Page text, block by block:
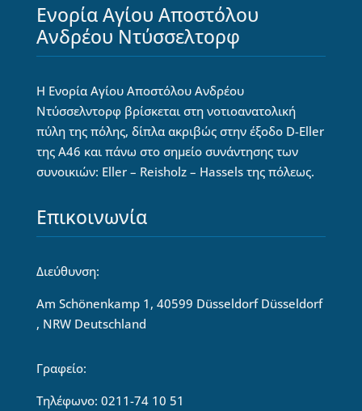
Ενορία Αγίου Αποστόλου
Ανδρέου Ντύσσελτορφ
Η Ενορία Αγίου Αποστόλου Ανδρέου
Ντύσσελντορφ βρίσκεται στη νοτιοανατολική
πύλη της πόλης, δίπλα ακριβώς στην έξοδο D-Eller
της Α46 και πάνω στο σημείο συνάντησης των
συνοικιών: Eller – Reisholz – Hassels της πόλεως.
Επικοινωνία
Διεύθυνση:
Am Schönenkamp 1, 40599 Düsseldorf Düsseldorf
, NRW Deutschland
Γραφείο:
Τηλέφωνο: 0211-74 10 51